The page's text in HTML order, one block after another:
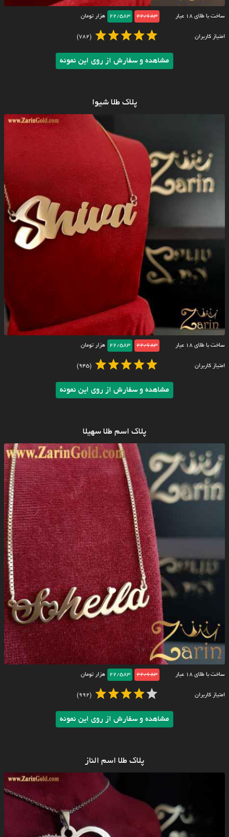
ساخت با طلای ۱۸ عیار 22/683
22/583 هزار تومان
امتیاز کاربران (782)
مشاهده و سفارش از روی این نمونه
پلاک طلا شیوا
ساخت با طلای ۱۸ عیار 22/683
22/583 هزار تومان
امتیاز کاربران (945)
مشاهده و سفارش از روی این نمونه
پلاک اسم طلا سهیلا
ساخت با طلای ۱۸ عیار 22/683
22/583 هزار تومان
امتیاز کاربران (992)
مشاهده و سفارش از روی این نمونه
پلاک طلا اسم الناز